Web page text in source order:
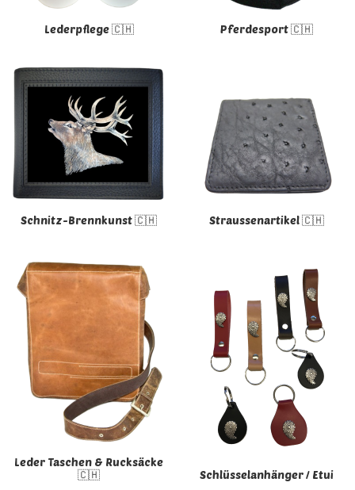
Lederpflege 🇨🇭 Pferdesport 🇨🇭
Schnitz-Brennkunst 🇨🇭 Straussenartikel 🇨🇭
Leder Taschen & Rucksäcke
🇨🇭
Schlüsselanhänger / Etui